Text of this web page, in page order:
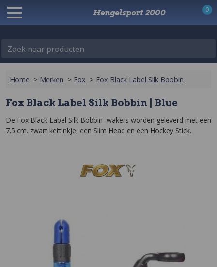
Zoek naar producten
Hengelsport 2000 0
Home > Merken > Fox > Fox Black Label Silk Bobbin
Fox Black Label Silk Bobbin | Blue
De Fox Black Label Silk Bobbin  wakers worden geleverd met een
7.5 cm. zwart kettinkje, een Slim Head en een Hockey Stick.